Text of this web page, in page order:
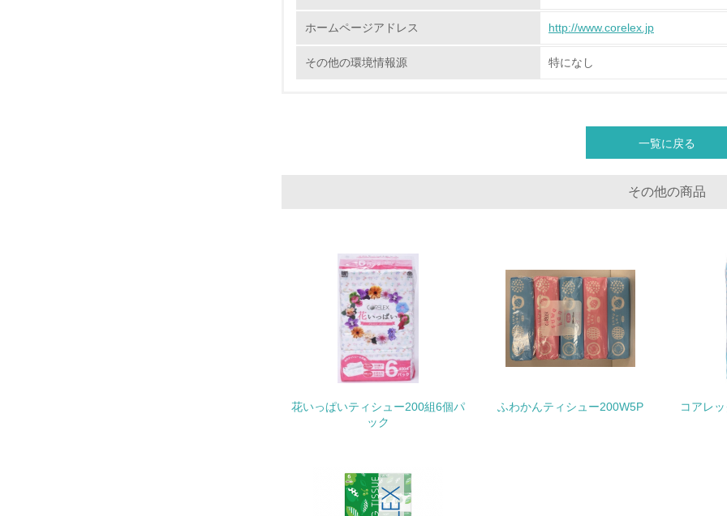
環境配慮型製品・サービスの
14. <L2> 購入している製品・サービスの量と種類を把握し、具体的
非該当（包装・物流を必要とする業務を行っていない）
15. <L1> 環境負荷ができるだけ小さい包装・梱包を行っている
16. <L2> 環境負荷ができるだけ小さい物流を行っている
非該当（化学物質を使用していない）
ホームページアドレス http://www.corelex.jp
その他の環境情報源 特になし
一覧に戻る
その他の商品
花いっぱいティシュー200組6個パ
ック
ふわかんティシュー200W5P コアレ